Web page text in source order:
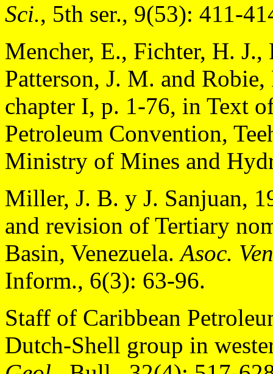
Sci., 5th ser., 9(53): 411-
Mencher, E., Fichter, H.
Patterson, J. M. and
chapter I, p. 1-76, in Text
Petroleum Convention,
Ministry of Mines and
Miller, J. B. y J. Sanjuan,
and revision of Tertiary
Basin, Venezuela.Asoc.
Inform., 6(3): 63-96.
Staff of Caribbean
Dutch-Shell group in